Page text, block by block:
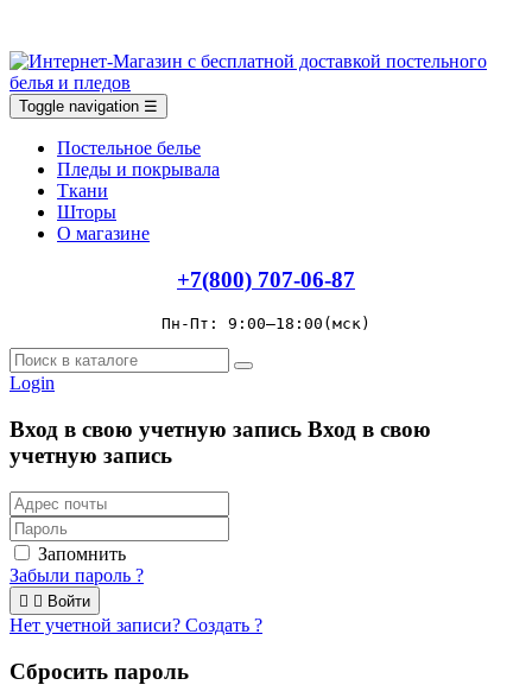
Toggle navigation ☰
Постельное белье
Пледы и покрывала
Ткани
Шторы
О магазине
+7(800) 707-06-87
Пн-Пт: 9:00–18:00(мск)
Login
Вход в свою учетную запись Вход в свою
учетную запись
Запомнить
Забыли пароль ?
  Войти
Нет учетной записи? Создать ?
Сбросить пароль